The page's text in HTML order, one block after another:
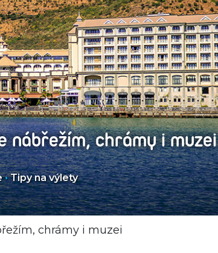
nábřežím, chrámy i muzei
•Tipy na výlety
chrámy i muzei